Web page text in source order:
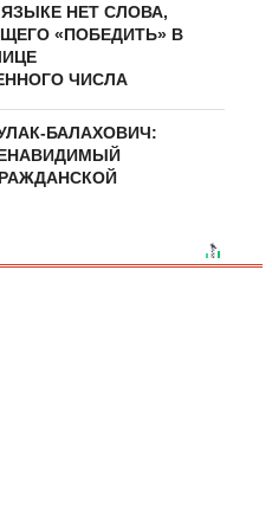
НЕТ СЛОВА,
«ПОБЕДИТЬ» В
ЧИСЛА
БАЛАХОВИЧ: